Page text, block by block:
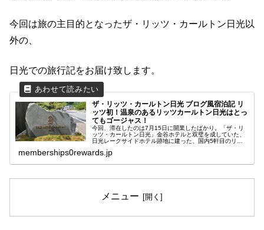
今回は旅の主目的となったザ・リッツ・カールトン日光以
外の、
日光での旅行記をお届け致します。
ザ・リッツ・カールトン日光 ブログ風宿泊記 リ
ッツ初！温泉のあるリッツカールトン日光はとっ
てもゴージャス！
今回、滞在したのは7月15日に開業したばかり。「ザ・リ
ッツ・カールトン日光」金谷ホテルと双璧を成していた、
日光レークサイドホテル跡地に建った、国内5軒目のリッ
ツ・カールトン初となる温泉施設...
memberships0rewards.jp
メニュー